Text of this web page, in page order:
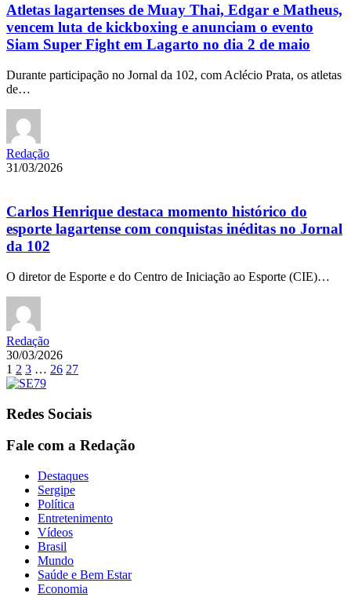
Atletas lagartenses de Muay Thai, Edgar e Matheus,
vencem luta de kickboxing e anunciam o evento
Siam Super Fight em Lagarto no dia 2 de maio
Durante participação no Jornal da 102, com Aclécio Prata, os atletas
de…
Redação
31/03/2026
Carlos Henrique destaca momento histórico do
esporte lagartense com conquistas inéditas no Jornal
da 102
O diretor de Esporte e do Centro de Iniciação ao Esporte (CIE)…
Redação
30/03/2026
1 2 3 … 26 27
Redes Sociais
Fale com a Redação
Destaques
Sergipe
Política
Entretenimento
Vídeos
Brasil
Mundo
Saúde e Bem Estar
Economia